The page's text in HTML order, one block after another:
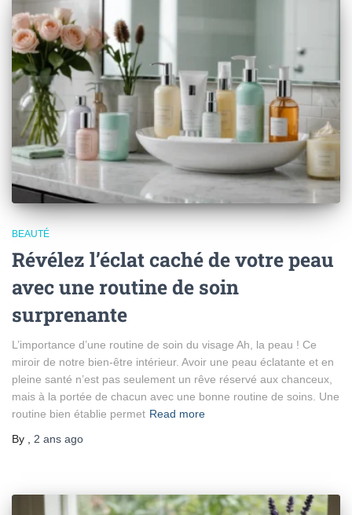
BEAUTÉ
Révélez l’éclat caché de votre peau
avec une routine de soin
surprenante
L’importance d’une routine de soin du visage Ah, la peau ! Ce
miroir de notre bien-être intérieur. Avoir une peau éclatante et en
pleine santé n’est pas seulement un rêve réservé aux chanceux,
mais à la portée de chacun avec une bonne routine de soins. Une
routine bien établie permet Read more
By , 2 ans ago